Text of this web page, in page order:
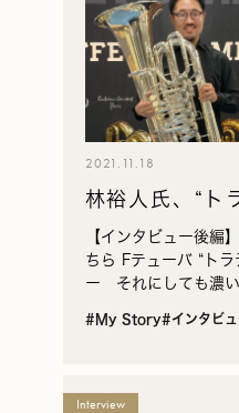
2021.11.18
林裕人氏、“ト
る vol.2
【インタビュー後編
ちら Fテューバ “ト
ー それにしても濃
もりはなかったので
#My Story#インタビュ
Interview